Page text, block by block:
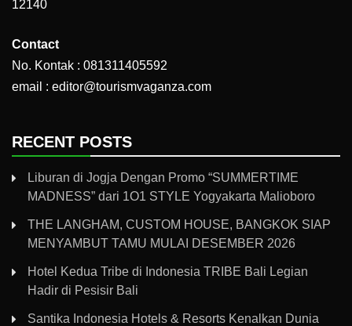
12140
Contact
No. Kontak : 081311405592
email : editor@tourismvaganza.com
RECENT POSTS
Liburan di Jogja Dengan Promo “SUMMERTIME
MADNESS” dari 1O1 STYLE Yogyakarta Malioboro
THE LANGHAM, CUSTOM HOUSE, BANGKOK SIAP
MENYAMBUT TAMU MULAI DESEMBER 2026
Hotel Kedua Tribe di Indonesia TRIBE Bali Legian
Hadir di Pesisir Bali
Santika Indonesia Hotels & Resorts Kenalkan Dunia